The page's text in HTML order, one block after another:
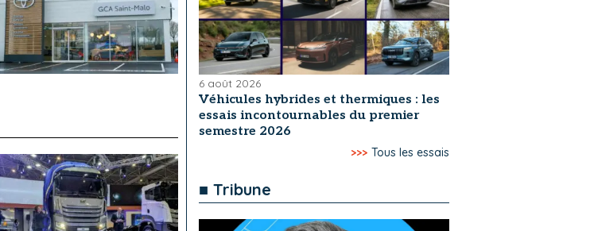
6 août 2026
Véhicules hybrides et thermiques : les
essais incontournables du premier
semestre 2026
>>> Tous les essais
■ Tribune